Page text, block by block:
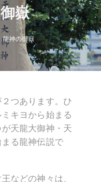
嶽
龍神の御嶽
つあります。ひ
キヨから始まる
天龍大御神・天
る龍神伝説で
などの神々は、